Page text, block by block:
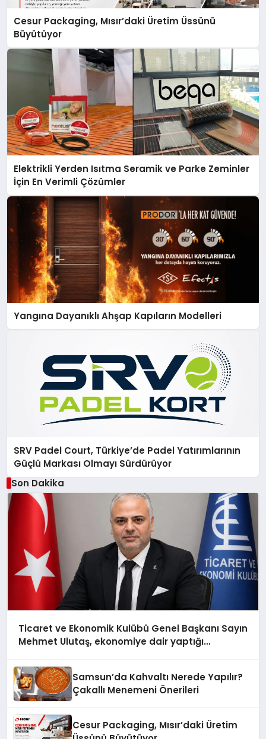
Cesur Packaging, Mısır’daki Üretim Üssünü
Büyütüyor
Elektrikli Yerden Isıtma Seramik ve Parke Zeminler
İçin En Verimli Çözümler
Yangına Dayanıklı Ahşap Kapıların Modelleri
SRV Padel Court, Türkiye’de Padel Yatırımlarının
Güçlü Markası Olmayı Sürdürüyor
Son Dakika
Ticaret ve Ekonomik Kulübü Genel Başkanı Sayın
Mehmet Ulutaş, ekonomiye dair yaptığı
Samsun’da Kahvaltı Nerede Yapılır?
Çakallı Menemeni Önerileri
Cesur Packaging, Mısır’daki Üretim